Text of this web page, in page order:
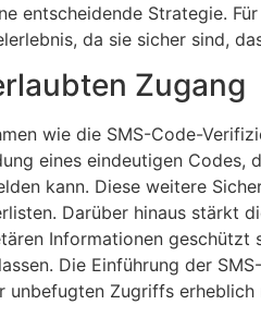
entscheidende Strategie.
da sie sicher sind,
Zugang
wie die SMS-Code-
eines eindeutigen
kann. Diese weitere
Darüber hinaus stärkt
Informationen geschützt
Die Einführung der
unbefugten Zugriffs